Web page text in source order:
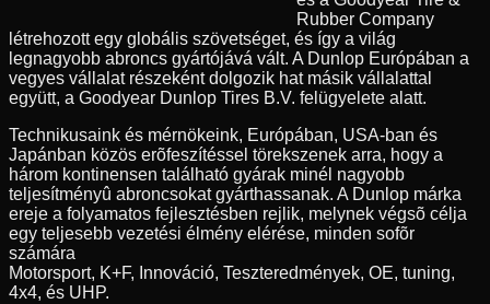
Rubber Company
létrehozott egy globális szövetséget, és így a világ
legnagyobb abroncs gyártójává vált. A Dunlop Európában a
vegyes vállalat részeként dolgozik hat másik vállalattal
együtt, a Goodyear Dunlop Tires B.V. felügyelete alatt.
Technikusaink és mérnökeink, Európában, USA-ban és
Japánban közös erõfeszítéssel törekszenek arra, hogy a
három kontinensen található gyárak minél nagyobb
teljesítményû abroncsokat gyárthassanak. A Dunlop márka
ereje a folyamatos fejlesztésben rejlik, melynek végsõ célja
egy teljesebb vezetési élmény elérése, minden sofõr
számára
Motorsport, K+F, Innováció, Teszteredmények, OE, tuning,
4x4, és UHP.